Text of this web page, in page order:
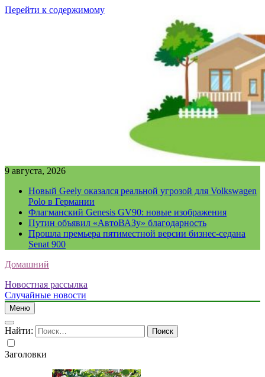
Перейти к содержимому
9 августа, 2026
Новый Geely оказался реальной угрозой для Volkswagen
Polo в Германии
Флагманский Genesis GV90: новые изображения
Путин объявил «АвтоВАЗу» благодарность
Прошла премьера пятиместной версии бизнес-седана
Senat 900
Домашний
Новостная рассылка
Случайные новости
Меню
Найти:
Заголовки